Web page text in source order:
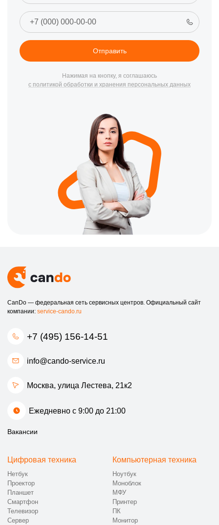
Отправить
Нажимая на кнопку, я соглашаюсь
с политикой обработки и хранения персональных данных
CanDo — федеральная сеть сервисных центров. Официальный сайт
компании: service-cando.ru
+7 (495) 156-14-51
info@cando-service.ru
Москва, улица Лестева, 21к2
Ежедневно с 9:00 до 21:00
Вакансии
Цифровая техника
Нетбук
Проектор
Планшет
Смартфон
Телевизор
Сервер
Компьютерная техника
Ноутбук
Моноблок
МФУ
Принтер
ПК
Монитор